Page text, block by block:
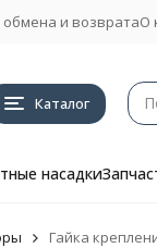
обмена и возвратаО
Каталог
насадки
Гайка